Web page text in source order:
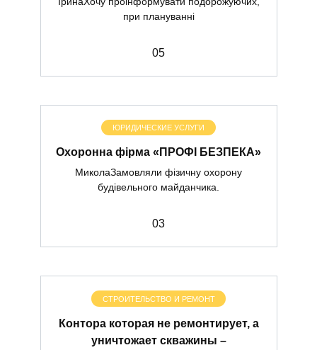
при плануванні
05
ЮРИДИЧЕСКИЕ УСЛУГИ
Охоронна фірма «ПРОФІ БЕЗПЕКА»
МиколаЗамовляли фізичну охорону
будівельного майданчика.
03
СТРОИТЕЛЬСТВО И РЕМОНТ
Контора которая не ремонтирует, а
уничтожает скважины –